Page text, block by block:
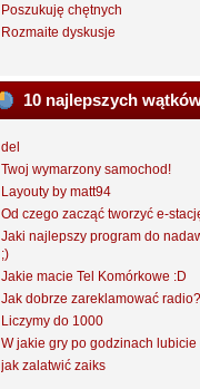
Poszukuję chętnych
Rozmaite dyskusje
10 najlepszych
del
Twoj wymarzony samochod!
Layouty by matt94
Od czego zacząć tworzyć e-
Jaki najlepszy program do
;)
Jakie macie Tel Komórkowe :D
Jak dobrze zareklamować radio?
Liczymy do 1000
W jakie gry po godzinach lubicie
jak zalatwić zaiks